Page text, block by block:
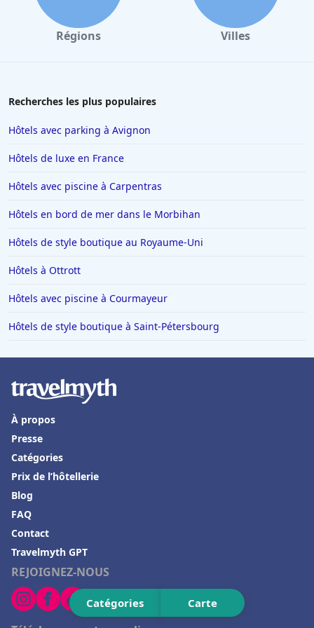
Hôtels à Cluny
Hôtels à Limoges
Hôtels à Antibes
Hôtels à Lille
Hôtels à Rome
Hôtels à Villeneuve-Loubet
Hôtels à Trouville-sur-Mer
Hôtels en France
Hôtels à Val-dʼIsère
Hôtels à Saint-Cyprien-Plage
Hôtels à Saint-Georges-de-Didonne
Hôtels à La Flotte
Hôtels à Ottrott
Hôtels à Bourg-en-Bresse
Hôtels en Grèce
Hôtels à San Francisco
Hôtels à Tarragone
Hôtels à Saint-Emilion
Hôtels à Brantôme
Catégories Carte
Régions Villes
Recherches les plus populaires
Hôtels avec parking à Avignon
Hôtels de luxe en France
Hôtels avec piscine à Carpentras
Hôtels en bord de mer dans le Morbihan
Hôtels de style boutique au Royaume-Uni
Hôtels à Ottrott
Hôtels avec piscine à Courmayeur
Hôtels de style boutique à Saint-Pétersbourg
REJOIGNEZ-NOUS
À propos
Presse
Catégories
Prix de l’hôtellerie
Blog
FAQ
Contact
Travelmyth GPT